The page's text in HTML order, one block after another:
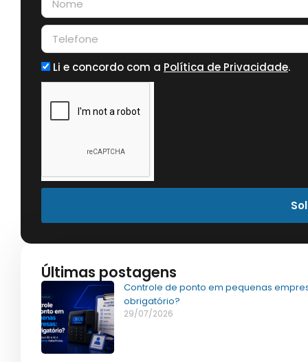
Li e concordo com a Política de Privacidade.
Últimas postagens
Controle de ponto em pequenas
obrigatório?
29/07/2026